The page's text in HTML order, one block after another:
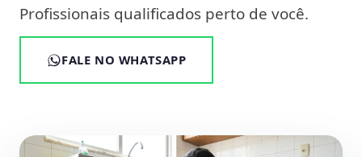
Profissionais qualificados perto de você.
FALE NO WHATSAPP